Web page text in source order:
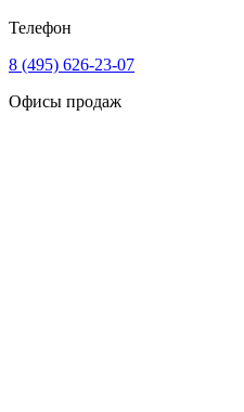
Телефон
8 (495) 626-23-07
Офисы продаж